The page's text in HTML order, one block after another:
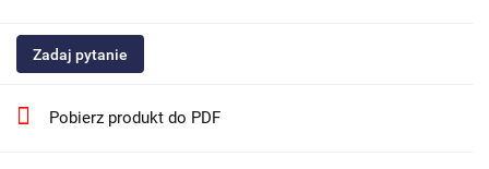
Zadaj pytanie
Pobierz produkt do PDF